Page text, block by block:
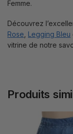
Femme.
Découvrez
Rose, Legging Bleu
vitrine de notre
Produits